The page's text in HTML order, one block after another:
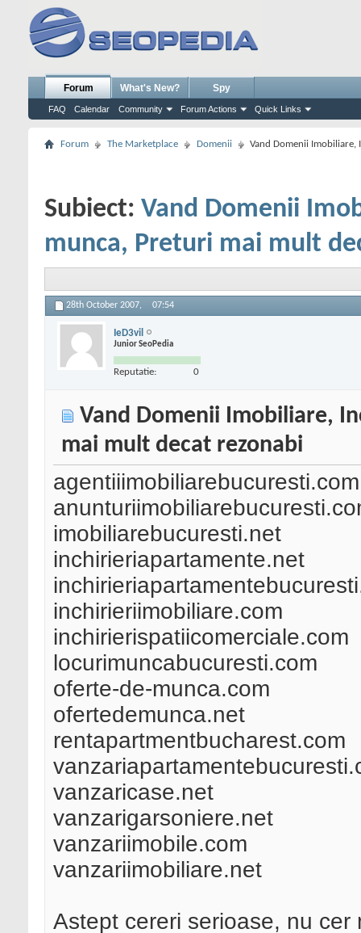
Forum
FAQ Calendar Community Forum Actions Quick Links
What's New? Spy
Forum The Marketplace Domenii Vand Domenii
Subiect: Vand Domenii
munca, Preturi mai mult
28th October 2007, 07:54
IeD3vil
Junior SeoPedia
Reputatie: 0
Vand Domenii Imobiliare,
mai mult decat rezonabi
agentiiimobiliarebucuresti.com
imobiliarebucuresti.net
inchirieriapartamente.net
inchirieriimobiliare.com
inchirierispatiicomerciale.com
locurimuncabucuresti.com
oferte-de-munca.com
ofertedemunca.net
rentapartmentbucharest.com
vanzaricase.net
vanzarigarsoniere.net
vanzariimobile.com
vanzariimobiliare.net
Astept cereri serioase, nu